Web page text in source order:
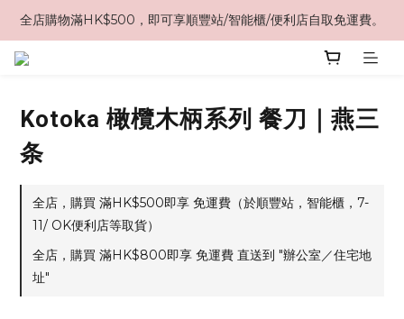
全店購物滿HK$500，即可享順豐站/智能櫃/便利店自取免運費。
Kotoka 橄欖木柄系列 餐刀｜燕三
条
全店，購買 滿HK$500即享 免運費（於順豐站，智能櫃，7-
11/ OK便利店等取貨）
全店，購買 滿HK$800即享 免運費 直送到 "辦公室／住宅地
址"